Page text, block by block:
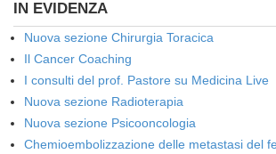
IN EVIDENZA
Nuova sezione Chirurgia Toracica
Il Cancer Coaching
I consulti del prof. Pastore su Medicina Live
Nuova sezione Radioterapia
Nuova sezione Psicooncologia
Chemioembolizzazione delle metastasi del